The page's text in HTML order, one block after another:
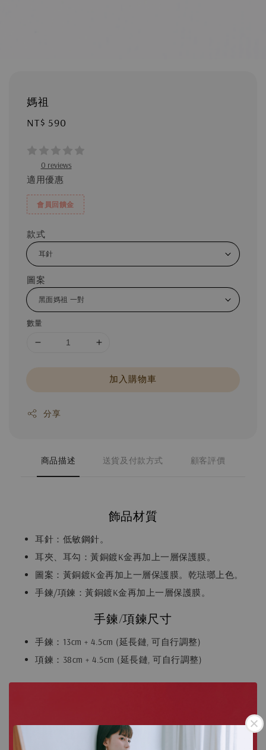
媽祖
Regular
NT$ 590
0 reviews
適用優惠
會員回饋金
款式
圖案
數量
加入購物車
分享
商品描述 送貨及付款方式 顧客評價
飾品材質
耳針：低敏鋼針。
耳夾、耳勾：黃銅鍍K金再加上一層保護膜。
圖案：黃銅鍍K金再加上一層保護膜。乾琺瑯上色。
手鍊/項鍊：黃銅鍍K金再加上一層保護膜。
手鍊/項鍊尺寸
手鍊：13cm + 4.5cm (延長鏈, 可自行調整)
項鍊：38cm + 4.5cm (延長鏈, 可自行調整)